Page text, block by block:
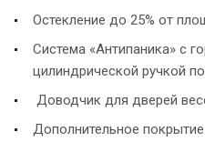
Остекление до 25% от
Система «Антипаника» с
цилиндрической ручкой
Доводчик для дверей
Дополнительное